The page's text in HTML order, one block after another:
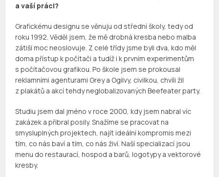
a vaší práci?
Grafickému designu se věnuju od střední školy, tedy od
roku 1992. Věděl jsem, že mě drobná kresba nebo malba
zátiší moc neoslovuje. Z celé třídy jsme byli dva, kdo měl
doma přístup k počítači a tudíž i k prvním experimentům
s počítačovou grafikou. Po škole jsem se prokousal
reklamními agenturami Grey a Ogilvy, civilkou, chvíli žil
z plakátů a akcí tehdy neglobalizovaných Beefeater party.
Studiu jsem dal jméno v roce 2000, kdy jsem nabral víc
zakázek a přibral posily. Snažíme se pracovat na
smysluplných projektech, najít ideální kompromis mezi
tím, co nás baví a tím, co nás živí. Naší specializací jsou
menu do restaurací, hospod a barů, logotypy a vektorové
kresby.